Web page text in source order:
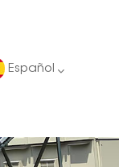
Español
English